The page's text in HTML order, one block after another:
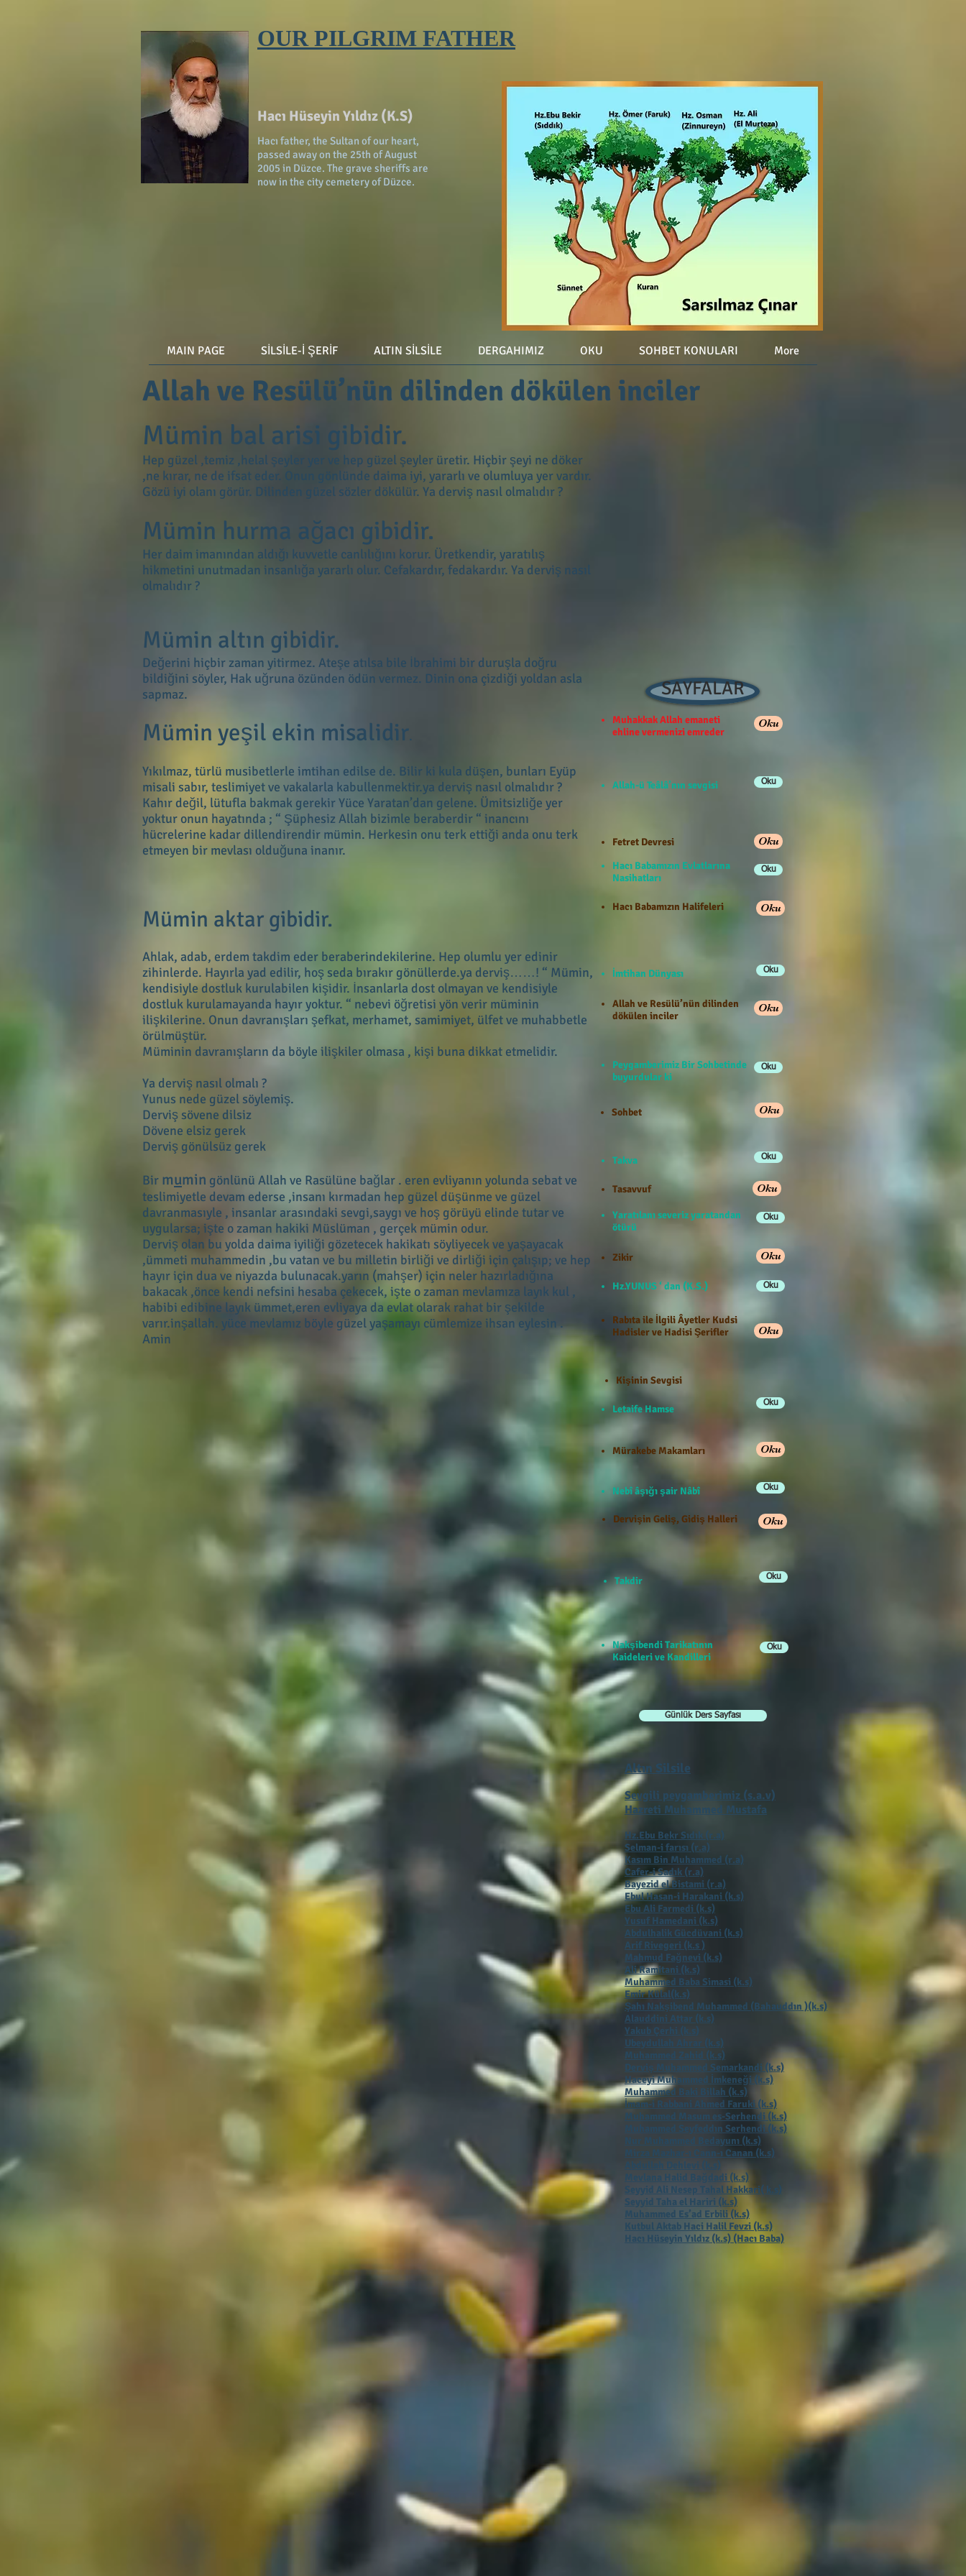
OUR PILGRIM FATHER
Hacı Hüseyin Yıldız (K.S)
Hacı father, the Sultan of our heart,
passed away on the 25th of August
2005 in Düzce. The grave sheriffs are
now in the city cemetery of Düzce.
MAIN PAGE SİLSİLE-İ ŞERİF ALTIN SİLSİLE DERGAHIMIZ OKU SOHBET KONULARI More
Allah ve Resülü’nün dilinden dökülen inciler
Mümin bal arisi gibidir.
Hep güzel ,temiz ,helal şeyler yer ve hep güzel şeyler üretir. Hiçbir şeyi ne döker
,ne kırar, ne de ifsat eder. Onun gönlünde daima iyi, yararlı ve olumluya yer vardır.
Gözü iyi olanı görür. Dilinden güzel sözler dökülür. Ya derviş nasıl olmalıdır ?
Mümin hurma ağacı gibidir.
Her daim imanından aldığı kuvvetle canlılığını korur. Üretkendir, yaratılış
hikmetini unutmadan insanlığa yararlı olur. Cefakardır, fedakardır. Ya derviş nasıl
olmalıdır ?
Mümin altın gibidir.
Değerini hiçbir zaman yitirmez. Ateşe atılsa bile İbrahimi bir duruşla doğru
bildiğini söyler, Hak uğruna özünden ödün vermez. Dinin ona çizdiği yoldan asla
sapmaz.
Mümin yeşil ekin misalidir.
Yıkılmaz, türlü musibetlerle imtihan edilse de. Bilir ki kula düşen, bunları Eyüp
misali sabır, teslimiyet ve vakalarla kabullenmektir.ya derviş nasıl olmalıdır ?
Kahır değil, lütufla bakmak gerekir Yüce Yaratan’dan gelene. Ümitsizliğe yer
yoktur onun hayatında ; “ Şüphesiz Allah bizimle beraberdir “ inancını
hücrelerine kadar dillendirendir mümin. Herkesin onu terk ettiği anda onu terk
etmeyen bir mevlası olduğuna inanır.
Mümin aktar gibidir.
Ahlak, adab, erdem takdim eder beraberindekilerine. Hep olumlu yer edinir
zihinlerde. Hayırla yad edilir, hoş seda bırakır gönüllerde.ya derviş……! “ Mümin,
kendisiyle dostluk kurulabilen kişidir. İnsanlarla dost olmayan ve kendisiyle
dostluk kurulamayanda hayır yoktur. “ nebevi öğretisi yön verir müminin
ilişkilerine. Onun davranışları şefkat, merhamet, samimiyet, ülfet ve muhabbetle
örülmüştür.
Müminin davranışların da böyle ilişkiler olmasa , kişi buna dikkat etmelidir.
Ya derviş nasıl olmalı ?
Yunus nede güzel söylemiş.
Derviş sövene dilsiz
Dövene elsiz gerek
Derviş gönülsüz gerek
Bir mumin gönlünü Allah ve Rasülüne bağlar . eren evliyanın yolunda sebat ve
teslimiyetle devam ederse ,insanı kırmadan hep güzel düşünme ve güzel
davranmasıyle , insanlar arasındaki sevgi,saygı ve hoş görüyü elinde tutar ve
uygularsa; işte o zaman hakiki Müslüman , gerçek mümin odur.
Derviş olan bu yolda daima iyiliği gözetecek hakikatı söyliyecek ve yaşayacak
,ümmeti muhammedin ,bu vatan ve bu milletin birliği ve dirliği için çalışıp; ve hep
hayır için dua ve niyazda bulunacak.yarın (mahşer) için neler hazırladığına
bakacak ,önce kendi nefsini hesaba çekecek, işte o zaman mevlamıza layık kul ,
habibi edibine layık ümmet,eren evliyaya da evlat olarak rahat bir şekilde
varır.inşallah. yüce mevlamız böyle güzel yaşamayı cümlemize ihsan eylesin .
Amin
Günlük Ders Sayfası
Muhakkak Allah emaneti
ehline vermenizi emreder
Oku
Allah-ü Teâlâ’nın sevgisi Oku
Fetret Devresi Oku
Hacı Babamızın Evlatlarına
Nasihatları
Oku
Oku
Hacı Babamızın Halifeleri
Oku
İmtihan Dünyası
Oku
Allah ve Resülü’nün dilinden
dökülen inciler
Oku
Peygamberimiz Bir Sohbetinde
buyurdular ki
Oku
Sohbet
Oku
Takva
Oku
Tasavvuf
Oku
Yaratılanı severiz yaratandan
ötürü
Oku
Zikir
Oku
Hz.YUNUS ‘ dan (K.S.)
Oku
Rabıta ile İlgili Âyetler Kudsi
Hadisler ve Hadisi Şerifler
Altın Silsile
Sevgili peygamberimiz (s.a.v)
Hazreti Muhammed Mustafa
Hz.Ebu Bekr Sıdık (r.a)
Selman-i farısı (r.a)
Kasım Bin Muhammed (r.a)
Cafer-i Sadık (r.a)
Bayezid el Bistami (r.a)
Ebul Hasan-i Harakani (k.s)
Ebu Ali Farmedi (k.s)
Yusuf Hamedani (k.s)
Abdulhalik Gücdüvani (k.s)
Arif Rivegeri (k.s )
Mahmud Fağnevi (k.s)
Ali Ramitani (k.s)
Muhammed Baba Simasi (k.s)
Emir Külal(k.s)
Şahı Nakşibend Muhammed (Bahauddın )(k.s)
Alauddini Attar (k.s)
Yakub Çerhi (k.s)
Ubeydullah Ahrar (k.s)
Muhammed Zahid (k.s)
Derviş Muhammed Semarkandi (k.s)
Haceyi Muhammed İmkeneği (k.s)
Muhammed Baki Billah (k.s)
İmam-i Rabbani Ahmed Faruki (k.s)
Muhammed Masum es-Serhendi (k.s)
Muhammed Seyfeddın Serhendi (k.s)
Nur Muhammed Bedayunı (k.s)
Mirza Mazhar-ı Cann-ı Canan (k.s)
Abdullah Dehlevi (k.s)
Mevlana Halid Bağdadi (k.s)
Seyyid Ali Nesep Tahal Hakkari( k.s)
Seyyid Taha el Hariri (k.s)
Muhammed Es’ad Erbili (k.s)
Kutbul Aktab Haci Halil Fevzi (k.s)
Hacı Hüseyin Yıldız (k.s) (Hacı Baba)
Letaife Hamse Oku
Mürakebe Makamları
Nebî âşığı şair Nâbî Oku
Dervişin Geliş, Gidiş Halleri Oku
Takdir Oku
Kişinin Sevgisi
Nakşibendi Tarikatının
Kaideleri ve Kandilleri
Oku
Oku
SAYFALAR